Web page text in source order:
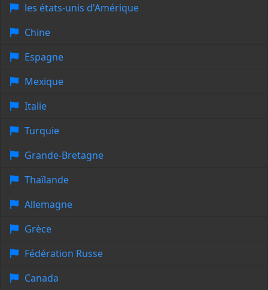
les états-unis d'Amérique
Chine
Espagne
Mexique
Italie
Turquie
Grande-Bretagne
Thaïlande
Allemagne
Grèce
Fédération Russe
Canada